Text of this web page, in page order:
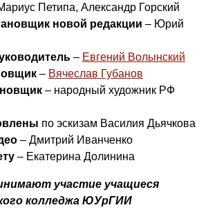
Петипа, Александр Горский
новой редакции – Юрий
– Евгений Волынский
– Вячеслав Губанов
– народный художник РФ
по эскизам Василия Дьячкова
– Дмитрий Иванченко
– Екатерина Долинина
участие учащиеся
колледжа ЮУрГИИ